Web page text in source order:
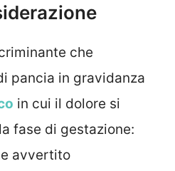
che
pancia in gravidanza
in cui il dolore si
fase di gestazione:
avvertito